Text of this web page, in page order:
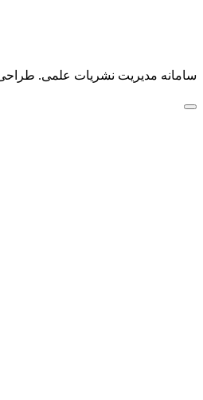
سامانه مدیریت نشریات علمی. طراحی